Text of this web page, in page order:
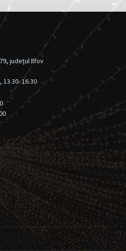
judeţul Ilfov
13.30- 16.30